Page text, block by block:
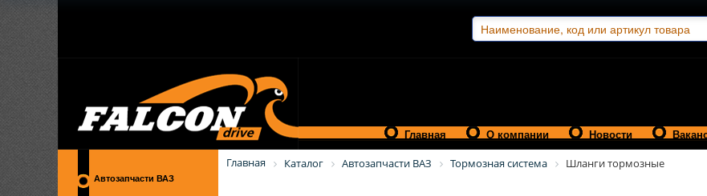
Главная О компании Новости
Автозапчасти ВАЗ
Главная Каталог Автозапчасти ВАЗ Тормозная система Шланги тормозные